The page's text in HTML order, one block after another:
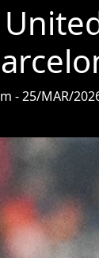
- 25/MAR/